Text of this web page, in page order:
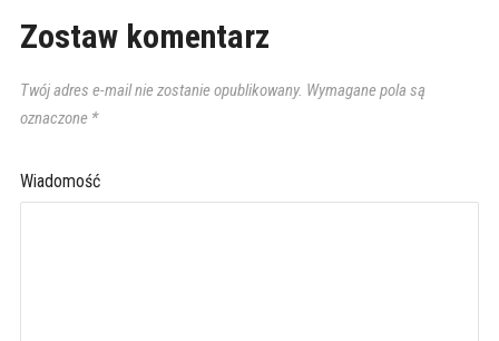
Zostaw komentarz
Twój adres e-mail nie zostanie opublikowany. Wymagane pola są
oznaczone *
Wiadomość